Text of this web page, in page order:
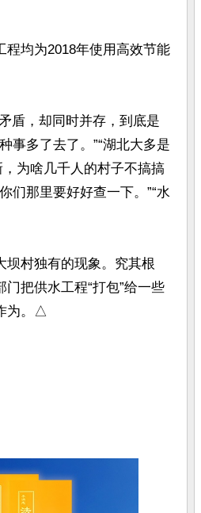
均为2018年使用高效节能
盾，却同时并存，到底是
事多了去了。”“湖北大多是
为啥几千人的村子不搞搞
们那里要好好查一下。”“水
坝村独有的现象。究其根
把供水工程“打包”给一些
为。△